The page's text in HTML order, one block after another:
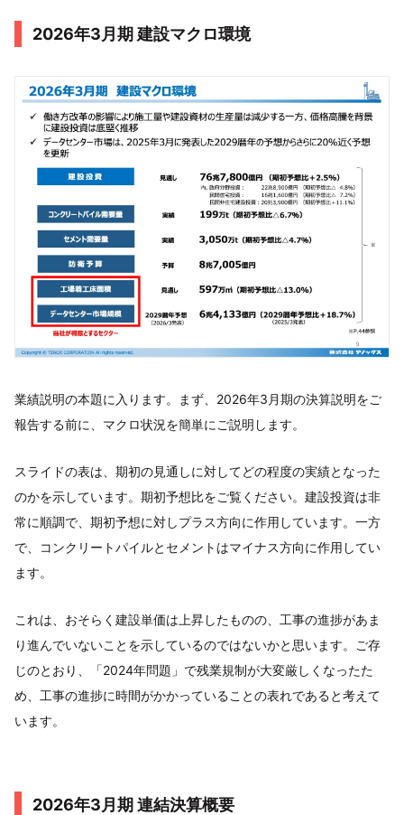
2026年3月期 建設マクロ環境
業績説明の本題に入ります。まず、2026年3月期の決算説明をご
報告する前に、マクロ状況を簡単にご説明します。
スライドの表は、期初の見通しに対してどの程度の実績となった
のかを示しています。期初予想比をご覧ください。建設投資は非
常に順調で、期初予想に対しプラス方向に作用しています。一方
で、コンクリートパイルとセメントはマイナス方向に作用してい
ます。
これは、おそらく建設単価は上昇したものの、工事の進捗があま
り進んでいないことを示しているのではないかと思います。ご存
じのとおり、「2024年問題」で残業規制が大変厳しくなったた
め、工事の進捗に時間がかかっていることの表れであると考えて
います。
2026年3月期 連結決算概要